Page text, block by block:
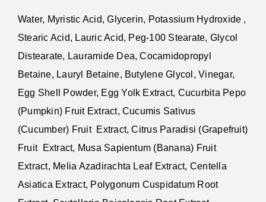
Water, Myristic Acid, Glycerin, Potassium Hydroxide ,
Stearic Acid, Lauric Acid, Peg-100 Stearate, Glycol
Distearate, Lauramide Dea, Cocamidopropyl
Betaine, Lauryl Betaine, Butylene Glycol, Vinegar,
Egg Shell Powder, Egg Yolk Extract, Cucurbita Pepo
(Pumpkin) Fruit Extract, Cucumis Sativus
(Cucumber) Fruit Extract, Citrus Paradisi (Grapefruit)
Fruit Extract, Musa Sapientum (Banana) Fruit
Extract, Melia Azadirachta Leaf Extract, Centella
Asiatica Extract, Polygonum Cuspidatum Root